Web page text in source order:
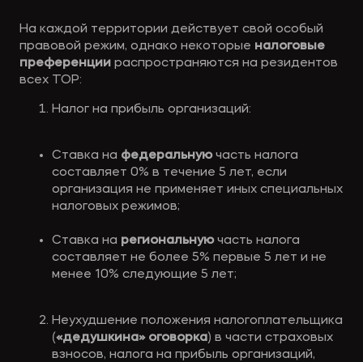
На каждой территории действует свой особый
правовой режим, однако некоторые налоговые
преференции распространяются на резидентов
всех ТОР:
Налог на прибыль организаций:
Ставка на федеральную часть налога
составляет 0% в течение 5 лет, если
организация не применяет иных специальных
налоговых режимов;
Ставка на региональную часть налога
составляет не более 5% первые 5 лет и не
менее 10% следующие 5 лет;
Неухудшение положения налогоплательщика
(«дедушкина» оговорка) в части страховых
взносов, налога на прибыль организаций,